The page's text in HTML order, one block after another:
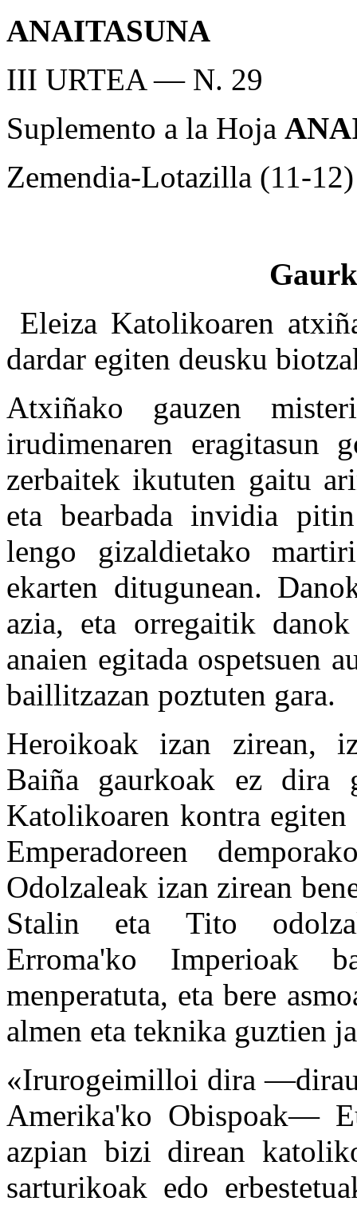
ANAITASUNA
III URTEA — N. 29
Suplemento a la Hoja
Zemendia-Lotazilla (11-
Eleiza Katolikoaren
dardar egiten deusku
Atxiñako gauzen
irudimenaren eragitasun
zerbaitek ikututen gaitu
eta bearbada invidia
lengo gizaldietako
ekarten ditugunean.
azia, eta orregaitik
anaien egitada ospetsuen
baillitzazan poztuten gara.
Heroikoak izan zirean,
Baiña gaurkoak ez dira
Katolikoaren kontra
Emperadoreen
Odolzaleak izan zirean
Stalin eta Tito
Erroma'ko Imperioak
menperatuta, eta bere
almen eta teknika guztien
«Irurogeimilloi dira
Amerika'ko Obispoak—
azpian bizi direan
sarturikoak edo